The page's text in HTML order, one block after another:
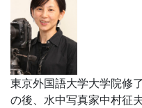
東京外国語大学大学院修
の後、水中写真家中村征